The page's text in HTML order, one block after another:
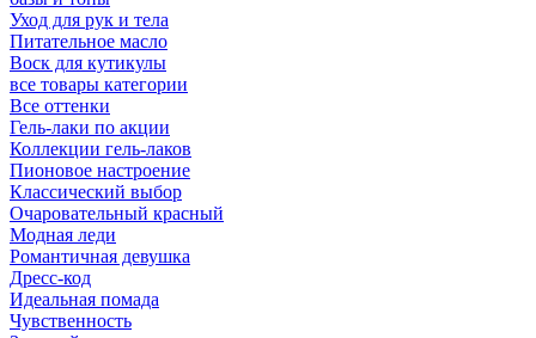
Уход для рук и тела
Питательное масло
Воск для кутикулы
все товары категории
Все оттенки
Гель-лаки по акции
Коллекции гель-лаков
Пионовое настроение
Классический выбор
Очаровательный красный
Модная леди
Романтичная девушка
Дресс-код
Идеальная помада
Чувственность